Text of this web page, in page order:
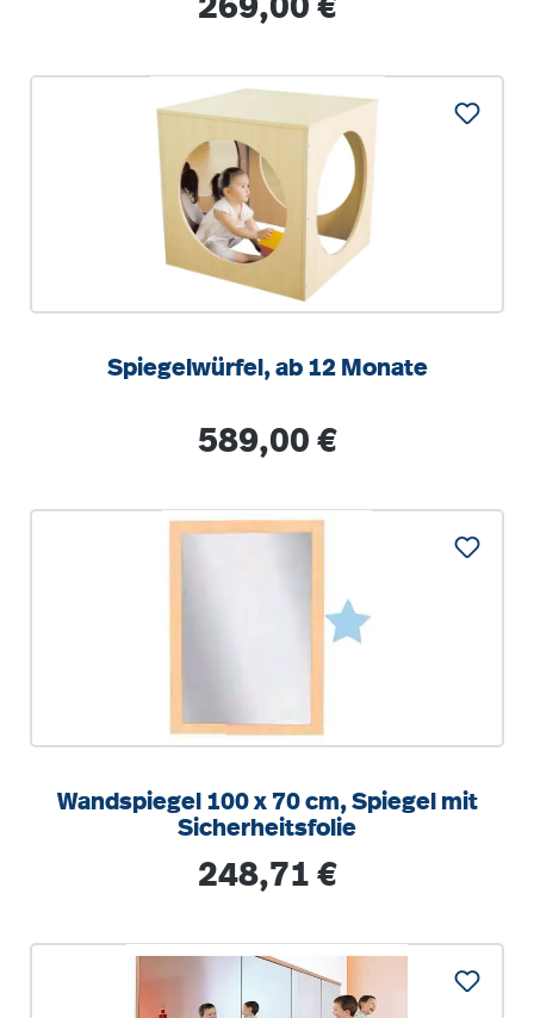
269,00 €
Spiegelwürfel, ab 12 Monate
Regulärer Preis:
589,00 €
Wandspiegel 100 x 70 cm, Spiegel mit
Sicherheitsfolie
Regulärer Preis:
248,71 €